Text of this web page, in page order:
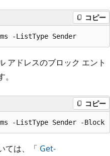
コピー
アドレスのブロック エント
コピー
ては、「 Get-